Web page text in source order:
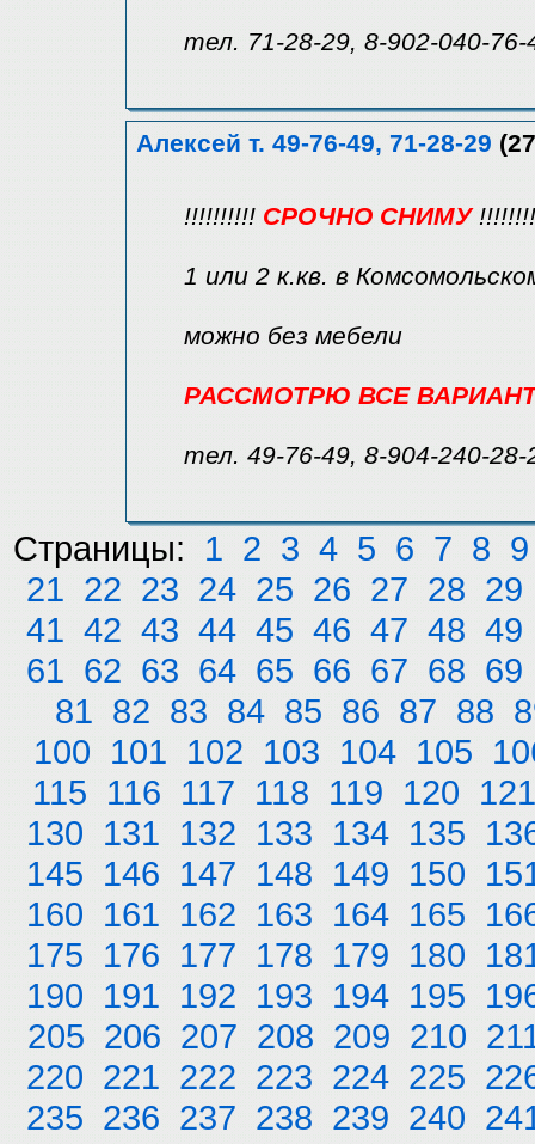
тел. 71-28-29, 8-902-040-76-
Алексей т. 49-76-49, 71-28-29
!!!!!!!!!! СРОЧНО СНИМУ
1 или 2 к.кв. в
можно без мебели
РАССМОТРЮ ВСЕ
тел. 49-76-49, 8-904-240-28-
Страницы: 1 2 3 4 5 6 7 8 9
21 22 23 24 25 26 27 28 29
41 42 43 44 45 46 47 48 49
61 62 63 64 65 66 67 68 69
81 82 83 84 85 86 87 88
100 101 102 103 104 105
115 116 117 118 119 120 121
130 131 132 133 134 135
145 146 147 148 149 150
160 161 162 163 164 165
175 176 177 178 179 180
190 191 192 193 194 195
205 206 207 208 209 210
220 221 222 223 224 225
235 236 237 238 239 240